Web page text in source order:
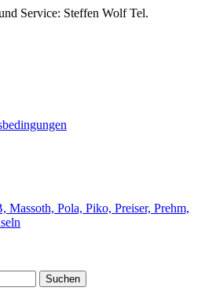
Service: Steffen Wolf Tel.
Suchen